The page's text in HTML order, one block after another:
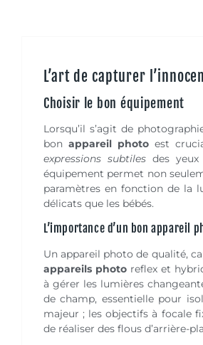
L’art de capturer
Choisir le bon équipement
Lorsqu’il s’agit de
bonappareil photo est
expressions subtiles des
équipement permet non
paramètres en fonction de la
délicats que les bébés.
L’importance d’un bon appareil
Un appareil photo de qualité,
appareils photoreflex et
à gérer les lumières
de champ, essentielle pour
majeur ; les objectifs à focale
de réaliser des flous d’arrière-